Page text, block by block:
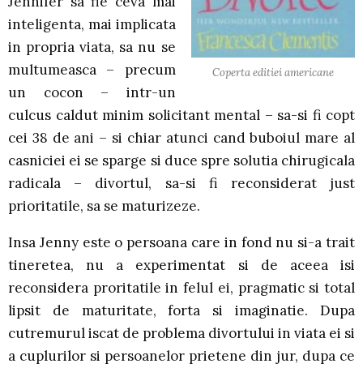
Coperta editiei americane
inteligenta, mai implicata
in propria viata, sa nu se
multumeasca – precum
un cocon – intr-un
culcus caldut minim solicitant mental – sa-si fi copt
cei 38 de ani – si chiar atunci cand buboiul mare al
casniciei ei se sparge si duce spre solutia chirugicala
radicala – divortul, sa-si fi reconsiderat just
prioritatile, sa se maturizeze.
Insa Jenny este o persoana care in fond nu si-a trait
tineretea, nu a experimentat si de aceea isi
reconsidera proritatile in felul ei, pragmatic si total
lipsit de maturitate, forta si imaginatie. Dupa
cutremurul iscat de problema divortului in viata ei si
a cuplurilor si persoanelor prietene din jur, dupa ce